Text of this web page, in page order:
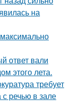
на
ответ вали
этого лета.
требует
с речью в зале